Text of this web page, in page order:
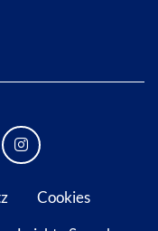
WILDUNGEN
KANAL STADT
INSTAGRAM
Cookies